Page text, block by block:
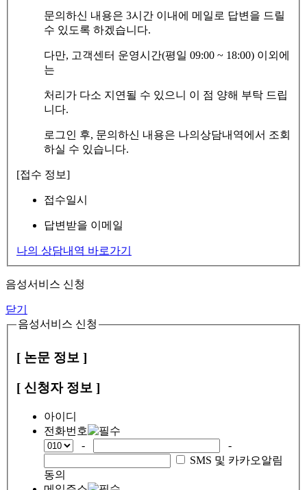
문의하신 내용은 3시간 이내에 메일로 답변을 드릴
수 있도록 하겠습니다.
다만, 고객센터 운영시간(평일 09:00 ~ 18:00) 이외에
는
처리가 다소 지연될 수 있으니 이 점 양해 부탁 드립
니다.
로그인 후, 문의하신 내용은 나의상담내역에서 조회
하실 수 있습니다.
[접수 정보]
접수일시
답변받을 이메일
나의 상담내역 바로가기
음성서비스 신청
닫기
음성서비스 신청
[ 논문 정보 ]
[ 신청자 정보 ]
아이디
전화번호
-
-
SMS 및 카카오알림
동의